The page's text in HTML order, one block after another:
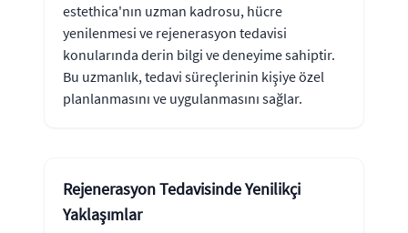
estethica'nın uzman kadrosu, hücre
yenilenmesi ve rejenerasyon tedavisi
konularında derin bilgi ve deneyime sahiptir.
Bu uzmanlık, tedavi süreçlerinin kişiye özel
planlanmasını ve uygulanmasını sağlar.
Rejenerasyon Tedavisinde Yenilikçi
Yaklaşımlar